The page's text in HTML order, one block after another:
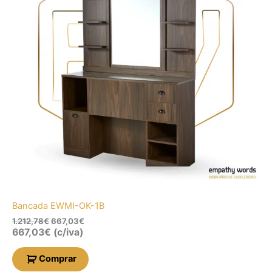
Bancada EWMI-OK-1B
1.212,78€667,03€
667,03€ (c/iva)
Comprar